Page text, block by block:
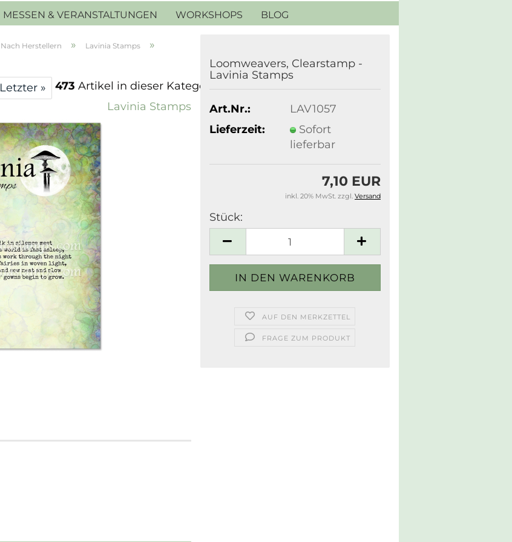
MESSEN & VERANSTALTUNGEN WORKSHOPS BLOG
Nach Herstellern » Lavinia Stamps »
Letzter » 473 Artikel in dieser Kategorie
Lavinia Stamps
Loomweavers, Clearstamp -
Lavinia Stamps
Art.Nr.:
LAV1057
Lieferzeit:
Sofort
lieferbar
7,10 EUR
inkl. 20% MwSt. zzgl. Versand
Stück:
Stück
AUF DEN MERKZETTEL
FRAGE ZUM PRODUKT